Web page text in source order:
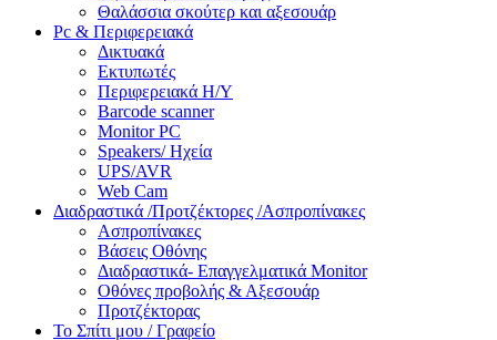
Θαλάσσια σκούτερ και αξεσουάρ
Pc & Περιφερειακά
Δικτυακά
Εκτυπωτές
Περιφερειακά Η/Υ
Barcode scanner
Monitor PC
Speakers/ Ηχεία
UPS/AVR
Web Cam
Διαδραστικά /Προτζέκτορες /Ασπροπίνακες
Ασπροπίνακες
Βάσεις Οθόνης
Διαδραστικά- Επαγγελματικά Monitor
Οθόνες προβολής & Αξεσουάρ
Προτζέκτορας
Το Σπίτι μου / Γραφείο